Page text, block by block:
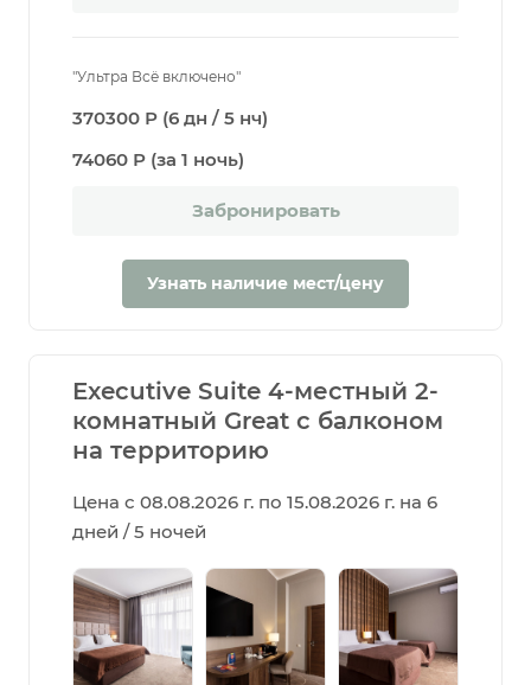
"Ультра Всё включено"
370300 Р (6 дн / 5 нч)
74060 Р (за 1 ночь)
Забронировать
Узнать наличие мест/цену
Executive Suite 4-местный 2-
комнатный Great с балконом
на территорию
Цена с 08.08.2026 г. по 15.08.2026 г. на 6
дней / 5 ночей